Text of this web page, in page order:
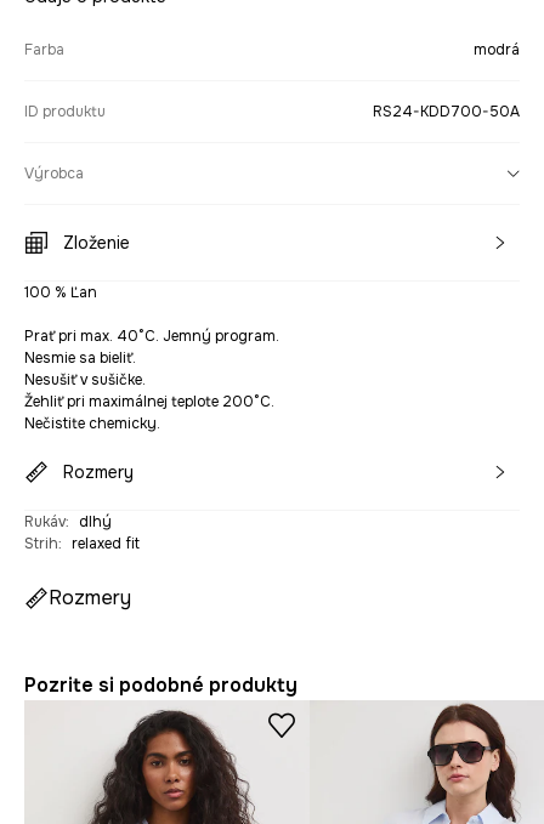
Farba modrá
ID produktu RS24-KDD700-50A
Výrobca
Zloženie
100 % Ľan
Prať pri max. 40°C. Jemný program.
Nesmie sa bieliť.
Nesušiť v sušičke.
Žehliť pri maximálnej teplote 200°C.
Nečistite chemicky.
Rozmery
Rukáv:
dlhý
Strih: relaxed fit
Rozmery
Pozrite si podobné produkty